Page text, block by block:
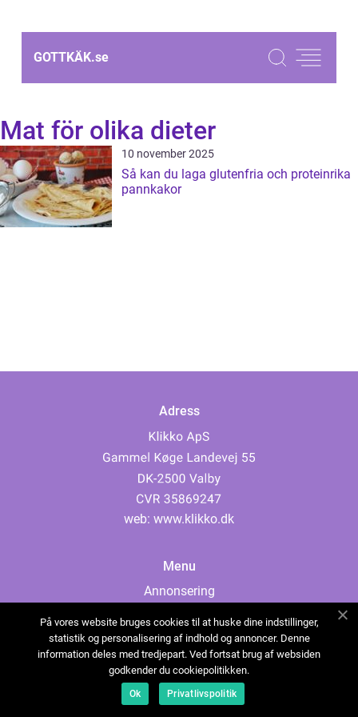
GOTTKÄK.se
Mat för olika dieter
10 november 2025
Så kan du laga glutenfria och proteinrika
pannkakor
Adress
web: www.klikko.dk
Menu
Annonsering
Cookies
Kontakta oss
Sitemap
På vores website bruges cookies til at huske dine indstillinger,
statistik og personalisering af indhold og annoncer. Denne
information deles med tredjepart. Ved fortsat brug af websiden
godkender du cookiepolitikken.
Ok Privatlivspolitik